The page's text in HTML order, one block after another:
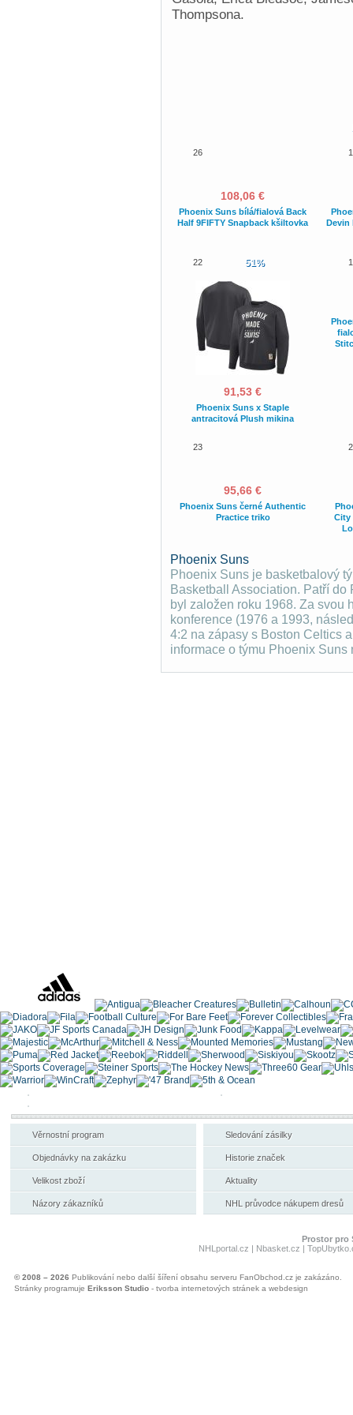
Thompsona.
26
108,06 €
Phoenix Suns bílá/fialová Back
Half 9FIFTY Snapback kšiltovka
Devin
22 51%
91,53 €
Phoenix Suns x Staple
antracitová Plush mikina
23
95,66 €
Phoenix Suns černé Authentic
Practice triko
City
Phoenix Suns
Phoenix Suns je basketbalový
Basketball Association. Patří
byl založen roku 1968. Za svou
konference (1976 a 1993,
4:2 na zápasy s Boston Celtics
informace o týmu Phoenix
Věrnostní program
Objednávky na zakázku
Velikost zboží
Názory zákazníků
Sledování zásilky
Historie značek
Aktuality
NHL průvodce nákupem dresů
Prostor pro
NHLportal.cz | Nbasket.cz |
© 2008 – 2026 Publikování nebo další šíření obsahu serveru FanObchod.cz je zakázáno.
Stránky programuje Eriksson Studio - tvorba internetových stránek a webdesign